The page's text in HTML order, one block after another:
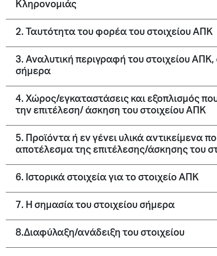
Κληρονομιάς
2. Ταυτότητα του φορέα του στοιχείου ΑΠΚ
3. Αναλυτική περιγραφή του στοιχείου
σήμερα
4. Χώρος/εγκαταστάσεις και εξοπλισμός
την επιτέλεση/ άσκηση του στοιχείου ΑΠΚ
5. Προϊόντα ή εν γένει υλικά αντικείμενα
αποτέλεσμα της επιτέλεσης/άσκησης του
6. Ιστορικά στοιχεία για το στοιχείο ΑΠΚ
7. Η σημασία του στοιχείου σήμερα
8.Διαφύλαξη/ανάδειξη του στοιχείου